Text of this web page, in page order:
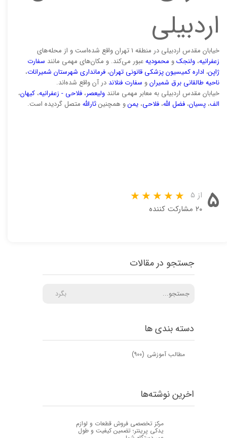
اردبیلی
خیابان مقدس اردبیلی در منطقه 1 تهران واقع شده‌است و از محله‌های
زعفرانیه، ولنجکو محمودیهعبور می‌کند. و مکان‌های مهمی مانند سفارت
ژاپن، اداره کمیسیون پزشکی قانونی تهران، فرمانداری شهرستان شمیرانات،
ناحیه طالقانی برق شمیرانو سفارت فنلاند در آن واقع شده‌اند.
خیابان مقدس اردبیلی به معابر مهمی مانند ولیعصر، فلاحی - زعفرانیه، کیهان،
الف، پسیان، فضل الله، فلاحی، یمنو همچنینثارالله متصل گردیده است.
۵ از ۵
۲۰ مشارکت کننده
دسته بندی ها
مطالب آموزشی (۹۰۰)
جستجو در مقالات
بگرد
اخرین نوشته‌ها
مرکز تخصصی فروش قطعات و لوازم
یدکی پرینتر؛ تضمین کیفیت و طول